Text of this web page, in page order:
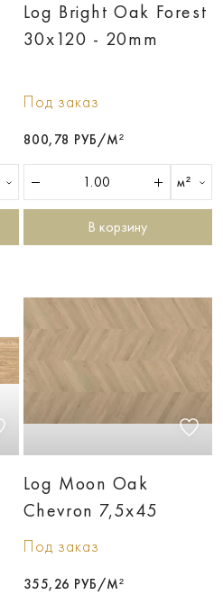
Log Bright Oak Forest
30х120 - 20mm
Под заказ
800,78 РУБ/М²
м²
В корзину
Log Moon Oak
Chevron 7,5х45
Под заказ
355,26 РУБ/М²